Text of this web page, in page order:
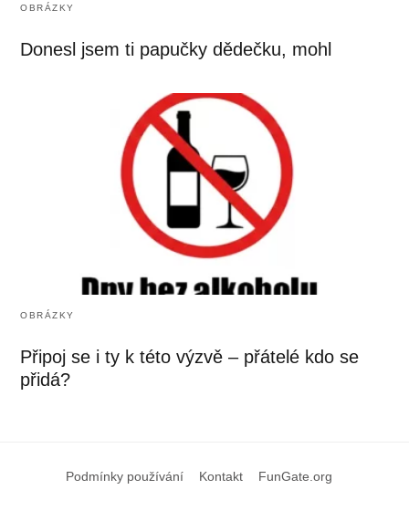
OBRÁZKY
Donesl jsem ti papučky dědečku, mohl
OBRÁZKY
Připoj se i ty k této výzvě – přátelé kdo se
přidá?
Podmínky používání Kontakt FunGate.org